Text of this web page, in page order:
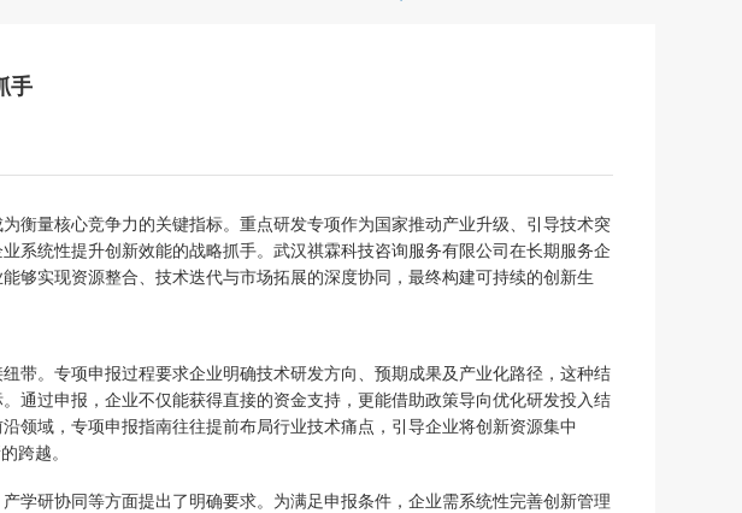
手
衡量核心竞争力的关键指标。重点研发专项作为国家推动产业升级、引导技术突
系统性提升创新效能的战略抓手。武汉祺霖科技咨询服务有限公司在长期服务企
够实现资源整合、技术迭代与市场拓展的深度协同，最终构建可持续的创新生
带。专项申报过程要求企业明确技术研发方向、预期成果及产业化路径，这种结
通过申报，企业不仅能获得直接的资金支持，更能借助政策导向优化研发投入结
领域，专项申报指南往往提前布局行业技术痛点，引导企业将创新资源集中
跨越。
学研协同等方面提出了明确要求。为满足申报条件，企业需系统性完善创新管理